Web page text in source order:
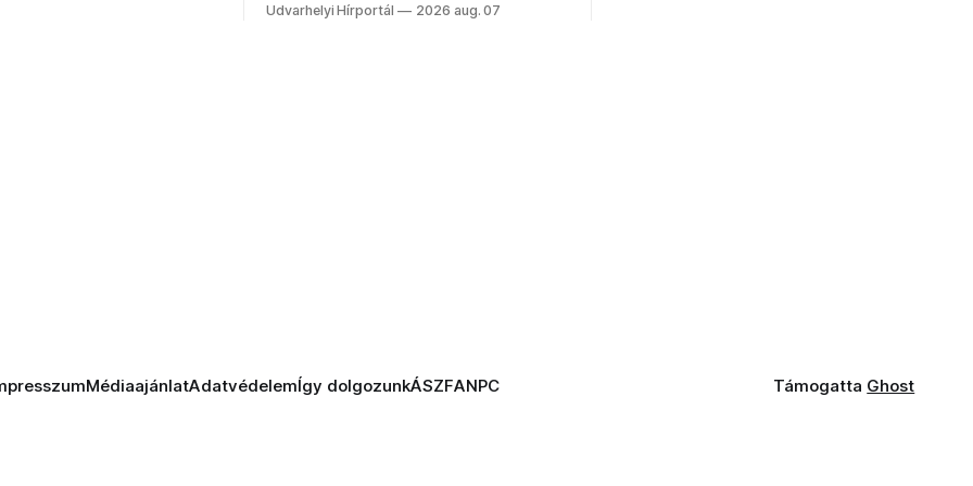
Udvarhelyi Hírportál 2026 aug. 07
MédiaajánlatAdatvédelemÍgy dolgozunkÁSZFANPC Támogatta Ghost